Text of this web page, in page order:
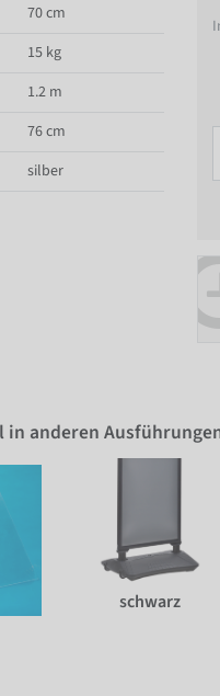
70 cm
15 kg
1.2 m
76 cm
silber
in anderen
schwarz